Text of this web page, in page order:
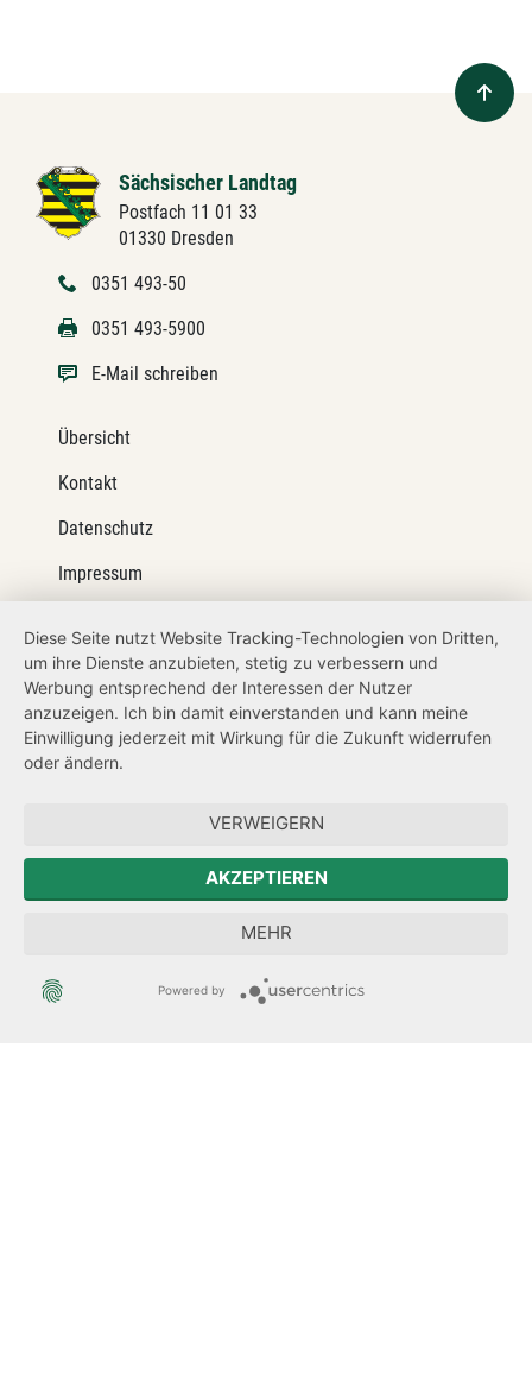
Sächsischer Landtag
Postfach 11 01 33
01330 Dresden
0351 493-50
0351 493-5900
E-Mail schreiben
Übersicht
Kontakt
Datenschutz
Impressum
Netiquette
Transparenzanspruch
Hinweisgeberschutz
Forum Mitteleuropa
Der Sächsische Integrationsbeauftragte
Sächsische Landesbeauftragte zur Aufarbeitung der SED-
Diese Seite nutzt Website Tracking-Technologien von Dritten,
um ihre Dienste anzubieten, stetig zu verbessern und
Werbung entsprechend der Interessen der Nutzer
anzuzeigen. Ich bin damit einverstanden und kann meine
Einwilligung jederzeit mit Wirkung für die Zukunft widerrufen
oder ändern.
VERWEIGERN
AKZEPTIEREN
MEHR
Powered by